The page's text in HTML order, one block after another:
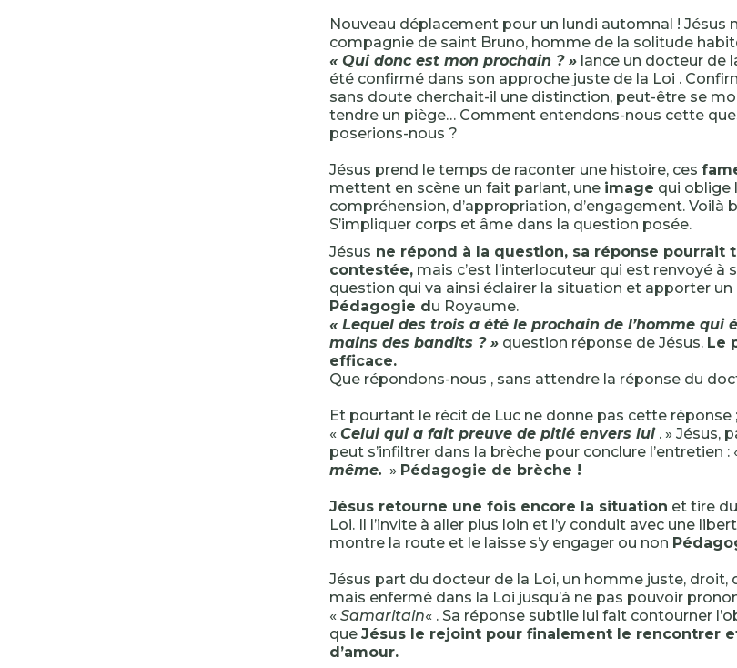
Nouveau déplacement pour un lundi automnal ! Jésus
compagnie de saint Bruno, homme de la solitude
« Qui donc est mon prochain ? » lance un docteur de
été confirmé dans son approche juste de la Loi .
sans doute cherchait-il une distinction, peut-être se
tendre un piège… Comment entendons-nous cette
poserions-nous ?
Jésus prend le temps de raconter une histoire, ces
mettent en scène un fait parlant, une image qui oblige
compréhension, d’appropriation, d’engagement. Voilà
S’impliquer corps et âme dans la question posée.
Jésus ne répond à la question, sa réponse pourrait
contestée, mais c’est l’interlocuteur qui est renvoyé à
question qui va ainsi éclairer la situation et apporter un
Pédagogie du Royaume.
« Lequel des trois a été le prochain de l’homme qui
mains des bandits ? » question réponse de Jésus. Le
efficace.
Que répondons-nous , sans attendre la réponse du
Et pourtant le récit de Luc ne donne pas cette réponse
« Celui qui a fait preuve de pitié envers lui . » Jésus,
peut s’infiltrer dans la brèche pour conclure l’entretien :
même. » Pédagogie de brèche !
Jésus retourne une fois encore la situation et tire
Loi. Il l’invite à aller plus loin et l’y conduit avec une
montre la route et le laisse s’y engager ou non
Jésus part du docteur de la Loi, un homme juste, droit,
mais enfermé dans la Loi jusqu’à ne pas pouvoir
« Samaritain« . Sa réponse subtile lui fait contourner
que Jésus le rejoint pour finalement le rencontrer
d’amour.